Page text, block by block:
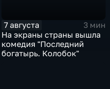
7 августа
3 мин
На экраны страны вышла
комедия "Последний
богатырь. Колобок"